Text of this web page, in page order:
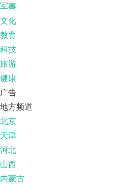
军事
文化
教育
科技
旅游
健康
广告
地方频道
北京
天津
河北
山西
内蒙古